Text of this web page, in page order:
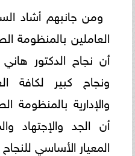
ومن جانبهم أشاد
العاملين بالمنظومة
أن نجاح الدكتور
ونجاح كبير لكافة
والإدارية بالمنظومة
أن الجد والإجتهاد
المعيار الأساسي للنجاح .